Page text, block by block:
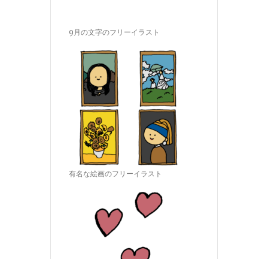
9月の文字のフリーイラスト
有名な絵画のフリーイラスト